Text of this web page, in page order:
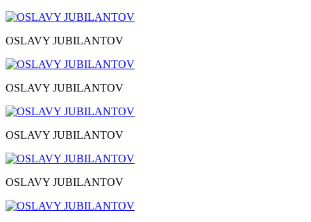
OSLAVY JUBILANTOV
OSLAVY JUBILANTOV
OSLAVY JUBILANTOV
OSLAVY JUBILANTOV